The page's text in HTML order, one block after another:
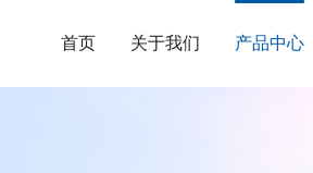
首页 关于我们 产品中心